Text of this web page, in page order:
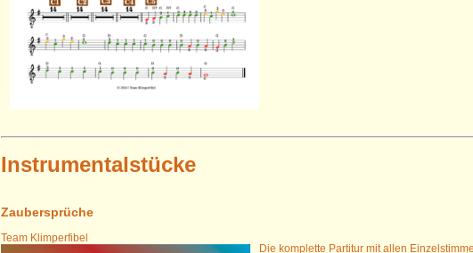
Instrumentalstücke
Zaubersprüche
Team Klimperfibel
Die komplette Partitur mit allen